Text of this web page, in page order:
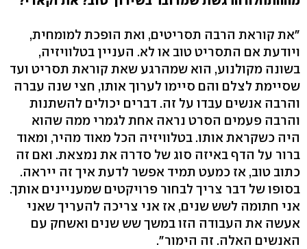
"את קוראת הרבה תסריטים, ואת הופכת למומחית,
ויודעת אם התסריט טוב או לא. העניין בטלוויזיה,
בשונה מקולנוע, הוא שמהרגע שאת קוראת תסריט ועד
שסיימת לצלם והם סיימו לערוך אותו, חצי שנה עברה
והרבה אנשים עבדו על זה. דברים יכולים להשתנות
והרבה פעמים הסרט נראה אחת לגמרי ממה שהוא
היה כשקראת אותו. בטלוויזיה הכל מאוד מהיר, ומאוד
ברור על הדף באיזה סוג של סדרה את נמצאת. ואם זה
כתוב טוב, אז כמעט תמיד אפשר לדעת איך זה ייראה.
בסופו של דבר צריך לבחור פרויקטים שמעניינים אותך.
אני חתומה לשש שנים, אז אני צריכה להעריך שאני
אעשה את העבודה הזו במשך שש שנים ואשחק עם
האנשים האלה. זה הימור".